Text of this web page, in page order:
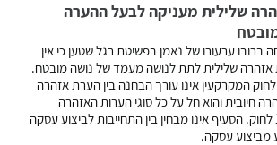
שלילית מעניקה לבעל ההערה
ברובו ערעורו של נאמן בפשיטת רגל שטען כי אין
אזהרה שלילית לתת לנושה מעמד של נושה מובטח.
כי סעיף 127(ב) לחוק המקרקעין אינו עורך הבחנה בין הערת אזהרה
חיובית והוא חל על כל סוגי הערות האזהרה
המפורטות בסעיף 126 לחוק. הסעיף אינו מבחין בין התחייבות לביצוע עסקה
מביצוע עסקה.